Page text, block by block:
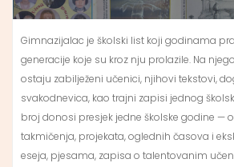
Gimnazijalac je školski list koji godinama
generacije koje su kroz nju prolazile. Na
ostaju zabilježeni učenici, njihovi tekstovi,
svakodnevica, kao trajni zapisi jednog
broj donosi presjek jedne školske godine —
takmičenja, projekata, oglednih časova i
eseja, pjesama, zapisa o talentovanim